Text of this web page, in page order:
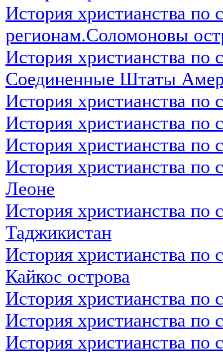
История христианства по
регионам.Соломоновы
История христианства по
Соединенные Штаты
История христианства
История христианства по
История христианства
История христианства по
Леоне
История христианства по
Таджикистан
История христианства по
Кайкос острова
История христианства по
История христианства по
История христианства по